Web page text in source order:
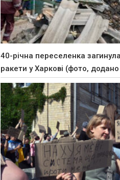
40-річна переселенка загинула
ракети у Харкові (фото, додано